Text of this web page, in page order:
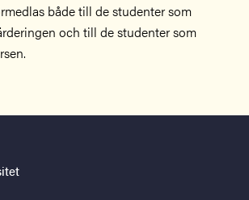
både till de studenter som
och till de studenter som